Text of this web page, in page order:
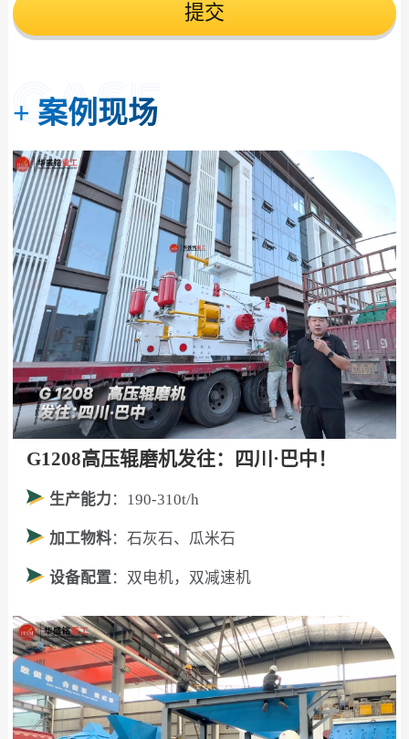
提交
+ 案例现场
G1208高压辊磨机发往：四川·巴中！
生产能力 ：190-310t/h
加工物料：石灰石、瓜米石
设备配置 ：双电机，双减速机